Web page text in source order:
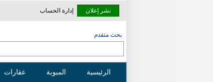
نشر إعلان إدارة الحساب
بحث متقدم
الرئيسية المبوبة عقارات